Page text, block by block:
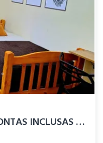
QUARTO INDIVIDUAL CONTAS INCLUSAS - MAS...